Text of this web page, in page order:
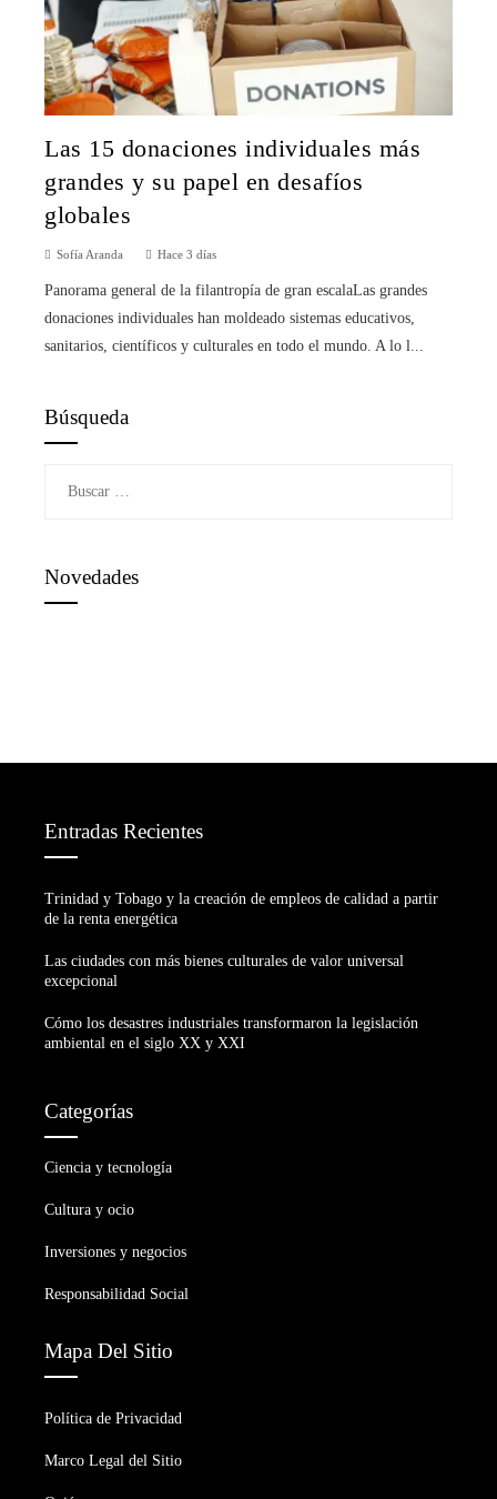
Las 15 donaciones individuales más
grandes y su papel en desafíos
globales
Sofía Aranda Hace 3 días
Panorama general de la filantropía de gran escalaLas grandes
donaciones individuales han moldeado sistemas educativos,
sanitarios, científicos y culturales en todo el mundo. A lo l...
Búsqueda
Novedades
Entradas Recientes
Trinidad y Tobago y la creación de empleos de calidad a partir
de la renta energética
Las ciudades con más bienes culturales de valor universal
excepcional
Cómo los desastres industriales transformaron la legislación
ambiental en el siglo XX y XXI
Categorías
Ciencia y tecnología
Cultura y ocio
Inversiones y negocios
Responsabilidad Social
Mapa Del Sitio
Política de Privacidad
Marco Legal del Sitio